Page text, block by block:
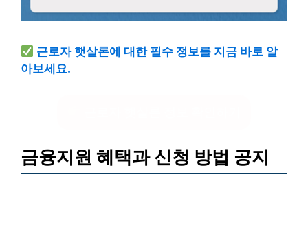
근로자 햇살론에 대한 필수 정보를 지금 바로 알
아보세요.
금융지원 혜택과 신청 방법 공지